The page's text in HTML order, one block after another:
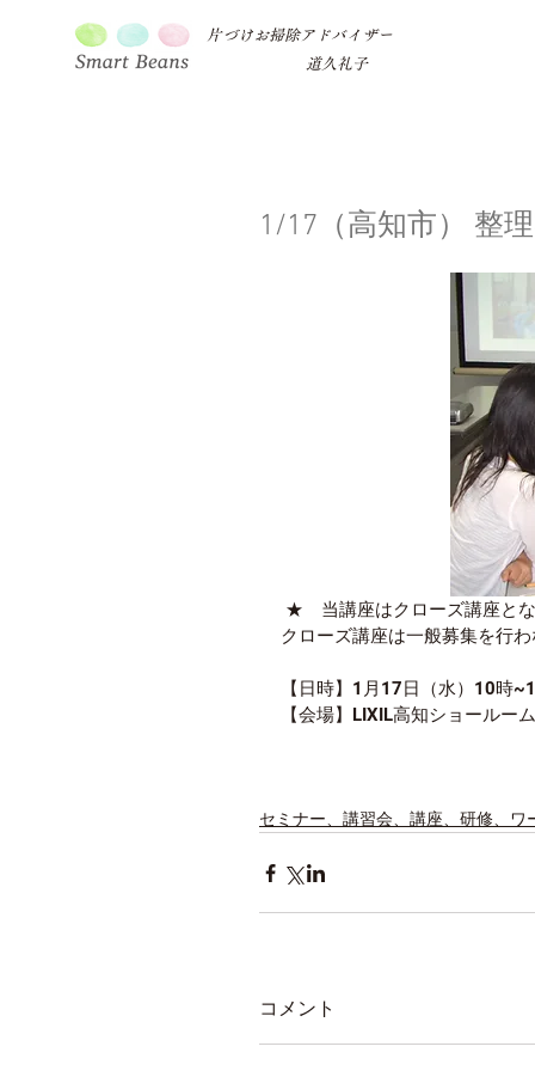
片づけお掃除アドバイザー
道久礼子
1/17（高知市） 整
★　当講座はクローズ講座とな
クローズ講座は一般募集を行
【日時】1月17日（水）10時
【会場】LIXIL高知ショールーム
セミナー、講習会、講座、研修、ワ
コメント